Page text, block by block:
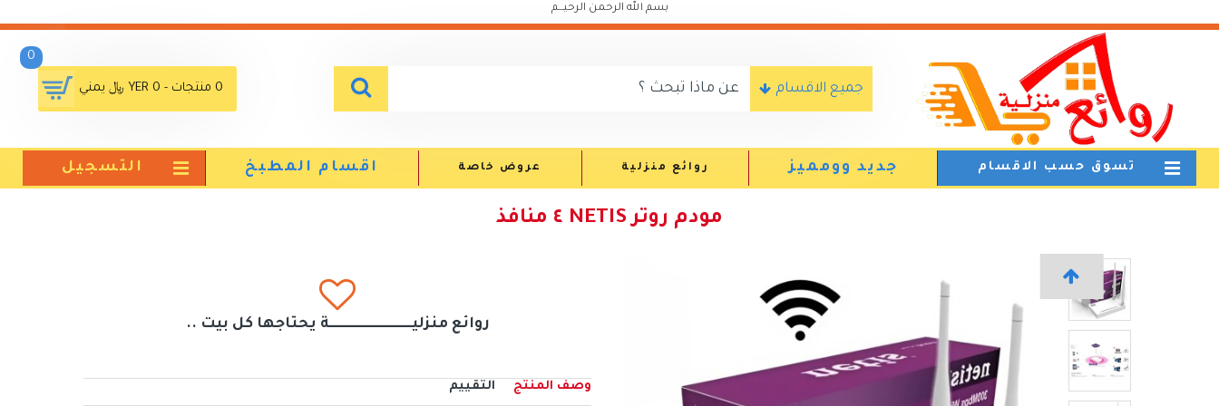
بسم الله الرحمن الرحيـــم
جميع الاقسام 0 منتجات - YER 0 ﷼ يمني
0
تسوق حسب الاقسام جديد وومميز روائع منزلية عروض خاصة اقسام المطبخ التسجيل
مودم روتر NETIS ٤ منافذ
روائع منزليــــــــــــــــــــــــــــــة يحتاجها كل بيت ..
وصف المنتج التقييم